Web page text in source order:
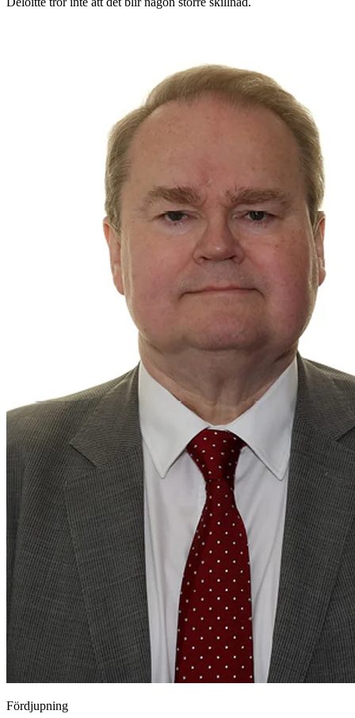
Fördjupning